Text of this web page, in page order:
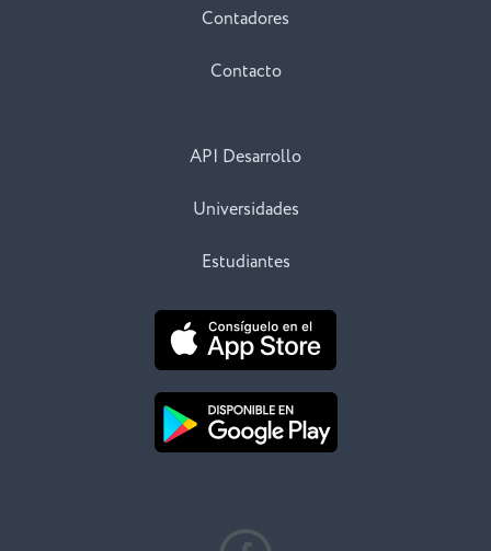
Contadores
Contacto
API Desarrollo
Universidades
Estudiantes